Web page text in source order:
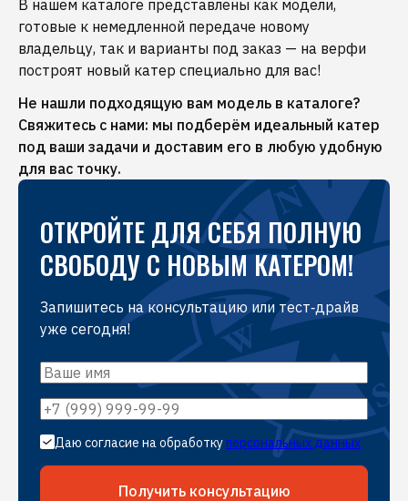
подразделения «Морские инженеры»;
Зимнее хранение судов в тёплых и сухих
эллингах;
Перевозка и логистика— доставим катер в
Оформление документов,
регистрация в
Стоянка
в яхт‑клубах сети Burevestnik Group.
нужно искать никого другого: покупка,
оформление, сервис, зимнее хранение и даже
логистика — мы организуем всё. Вам остаётся
только наслаждаться отдыхом на воде!
В нашем каталоге представлены как модели,
готовые к немедленной передаче новому
владельцу, так и варианты под заказ — на верфи
построят новый катер специально для вас!
Не нашли подходящую вам модель в каталоге?
Свяжитесь с нами: мы подберём идеальный катер
под ваши задачи и доставим его в любую удобную
для вас точку.
ОТКРОЙТЕ ДЛЯ СЕБЯ ПОЛНУЮ
СВОБОДУ С НОВЫМ КАТЕРОМ!
Запишитесь на консультацию или тест‑драйв
уже сегодня!
Получить консультацию
Даю согласие на обработкуперсональных данных